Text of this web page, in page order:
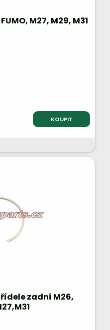
M27, M29, M31
KOUPIT
zadní M26,